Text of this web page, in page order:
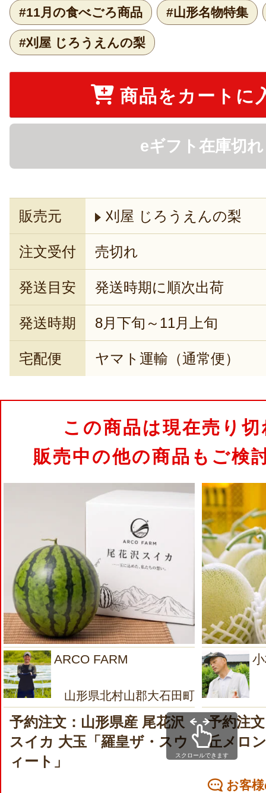
#11月の食べごろ商品 #山形名物特集
#刈屋 じろうえんの梨
商品をカートに
eギフト在庫切れ
販売元 刈屋 じろうえんの梨
注文受付 売切れ
発送目安 発送時期に順次出荷
発送時期 8月下旬～11月上旬
宅配便 ヤマト運輸（通常便）
この商品は現在売り
販売中の他の商品もご検
ARCO FARM
山形県北村山郡大石田町
予約注文：山形県産 尾花沢
スイカ 大玉「羅皇ザ・スウ
ィート」
予約注
丘メロン
お客
スクロールできます